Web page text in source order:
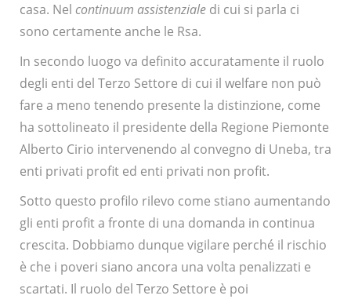
casa. Nel continuum assistenziale di cui si parla ci
sono certamente anche le Rsa.
In secondo luogo va definito accuratamente il ruolo
degli enti del Terzo Settore di cui il welfare non può
fare a meno tenendo presente la distinzione, come
ha sottolineato il presidente della Regione Piemonte
Alberto Cirio intervenendo al convegno di Uneba, tra
enti privati profit ed enti privati non profit.
Sotto questo profilo rilevo come stiano aumentando
gli enti profit a fronte di una domanda in continua
crescita. Dobbiamo dunque vigilare perché il rischio
è che i poveri siano ancora una volta penalizzati e
scartati. Il ruolo del Terzo Settore è poi